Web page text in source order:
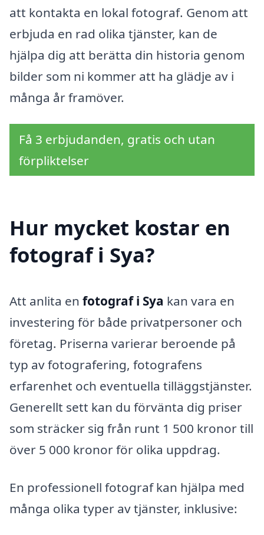
att kontakta en lokal fotograf. Genom att
erbjuda en rad olika tjänster, kan de
hjälpa dig att berätta din historia genom
bilder som ni kommer att ha glädje av i
många år framöver.
Få 3 erbjudanden, gratis och utan
förpliktelser
Hur mycket kostar en
fotograf i Sya?
Att anlita en fotograf i Sya kan vara en
investering för både privatpersoner och
företag. Priserna varierar beroende på
typ av fotografering, fotografens
erfarenhet och eventuella tilläggstjänster.
Generellt sett kan du förvänta dig priser
som sträcker sig från runt 1 500 kronor till
över 5 000 kronor för olika uppdrag.
En professionell fotograf kan hjälpa med
många olika typer av tjänster, inklusive: